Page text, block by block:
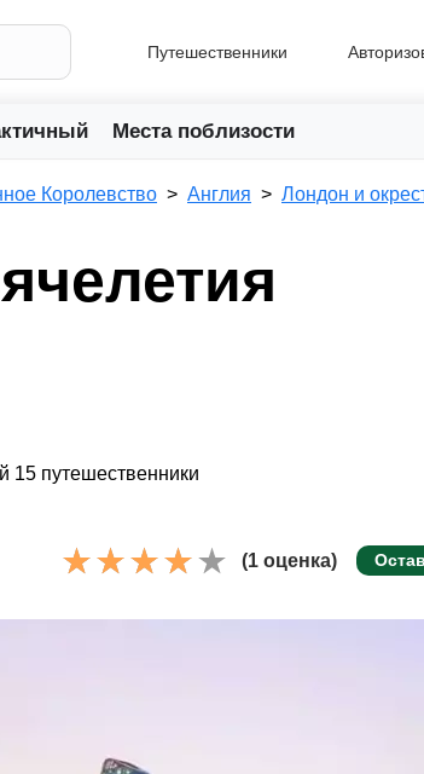
Путешественники
Места поблизости
Королевство Англия Лондон и
15 путешественники
(1 оценка)